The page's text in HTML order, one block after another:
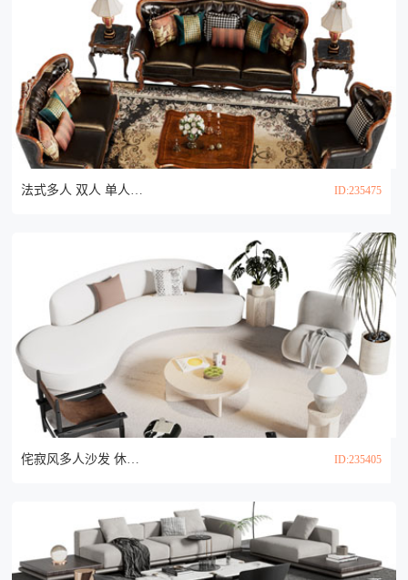
法式多人 双人 单人沙发和茶几组合3d模型 ID:235475
侘寂风多人沙发 休闲椅子和茶几组合3d模型 ID:235405